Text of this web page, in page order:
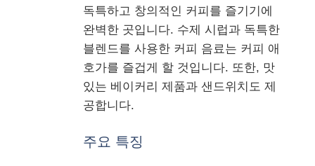
독특하고 창의적인 커피를 즐기기에
완벽한 곳입니다. 수제 시럽과 독특한
블렌드를 사용한 커피 음료는 커피 애
호가를 즐겁게 할 것입니다. 또한, 맛
있는 베이커리 제품과 샌드위치도 제
공합니다.
주요 특징